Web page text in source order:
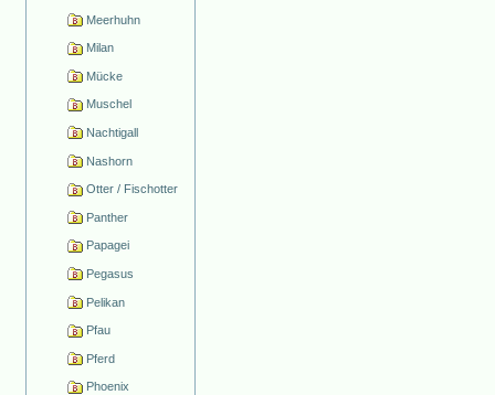
Meerhuhn
Milan
Mücke
Muschel
Nachtigall
Nashorn
Otter / Fischotter
Panther
Papagei
Pegasus
Pelikan
Pfau
Pferd
Phoenix